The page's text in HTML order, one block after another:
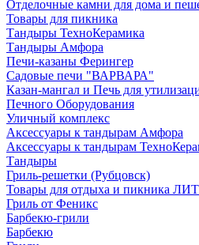
Отделочные камни для дома и
Товары для пикника
Тандыры ТехноКерамика
Тандыры Амфора
Печи-казаны Ферингер
Садовые печи "ВАРВАРА"
Казан-мангал и Печь для
Печного Оборудования
Уличный комплекс
Аксессуары к тандырам Амфора
Аксессуары к тандырам
Тандыры
Гриль-решетки (Рубцовск)
Товары для отдыха и пикника
Гриль от Феникс
Барбекю-грили
Барбекю